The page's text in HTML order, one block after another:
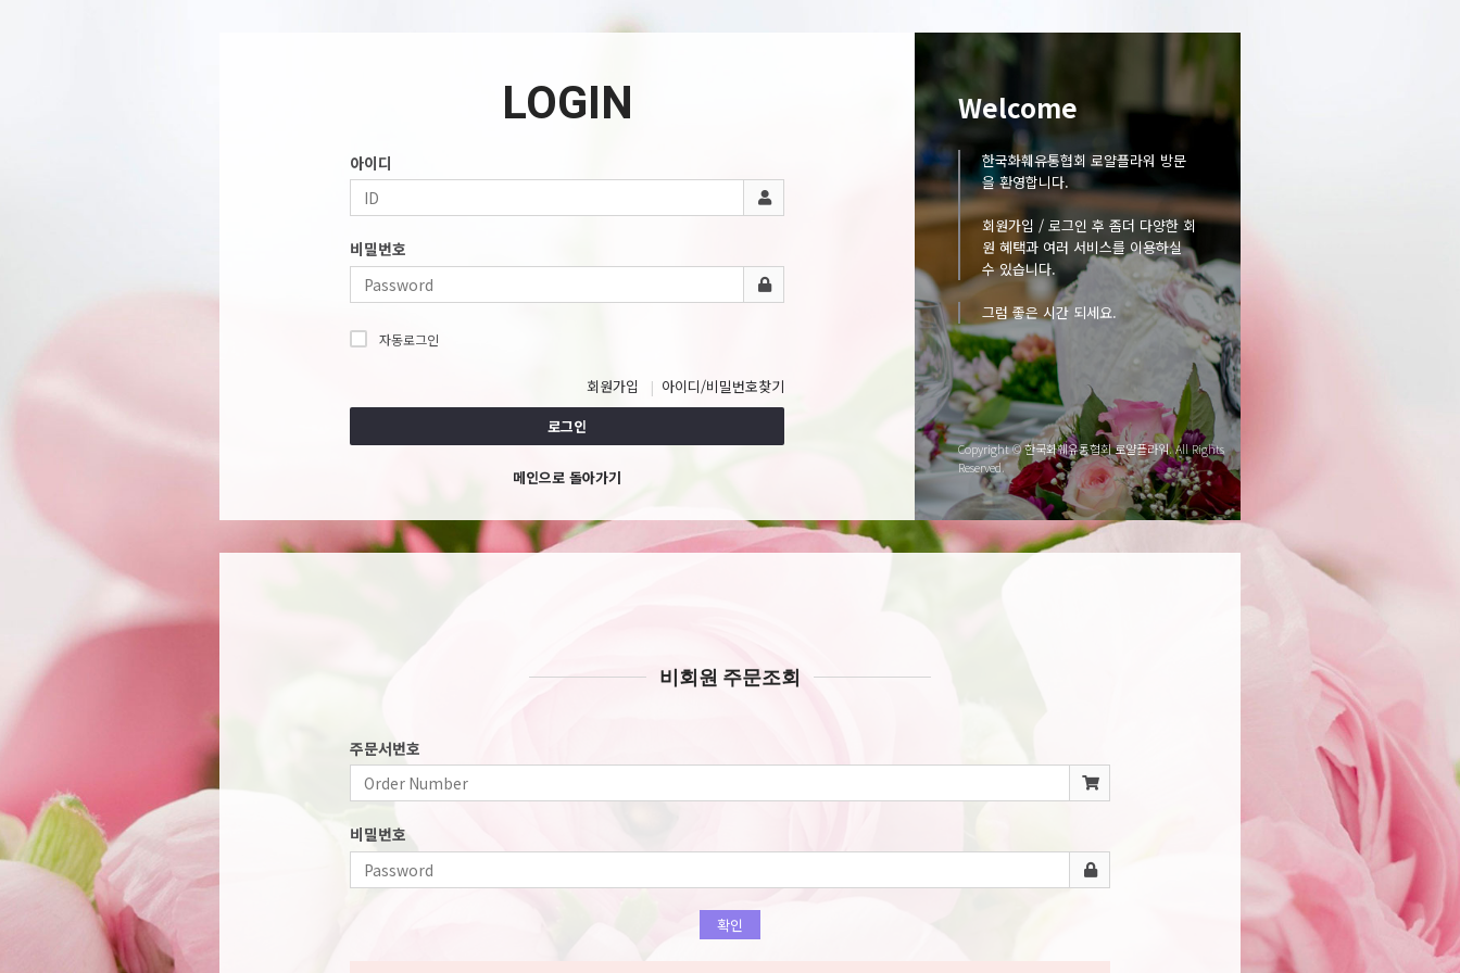
LOGIN
아이디
비밀번호
자동로그인
회원가입
아이디/비밀번호찾기
로그인
메인으로 돌아가기
Welcome
한국화훼유통협회 로얄플라워 방문
을 환영합니다.
회원가입 / 로그인 후 좀더 다양한 회
원 혜택과 여러 서비스를 이용하실
수 있습니다.
그럼 좋은 시간 되세요.
Copyright © 한국화훼유통협회 로얄플라워. All Rights
Reserved.
비회원 주문조회
주문서번호
비밀번호